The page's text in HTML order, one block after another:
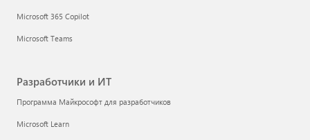
Microsoft 365 Copilot
Microsoft Teams
Разработчики и ИТ
Программа Майкрософт для разработчиков
Microsoft Learn